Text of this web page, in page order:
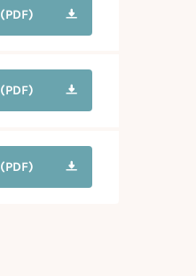
(PDF)
(PDF)
(PDF)